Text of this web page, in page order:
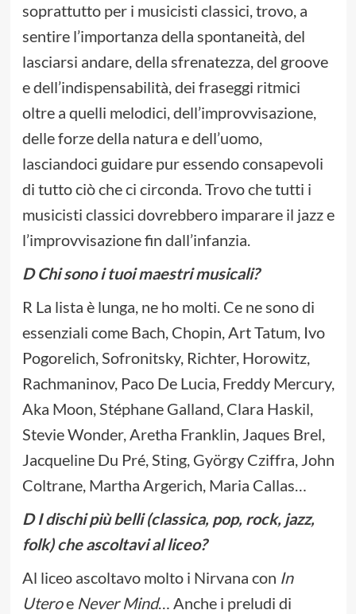
soprattutto per i musicisti classici, trovo, a
sentire l’importanza della spontaneità, del
lasciarsi andare, della sfrenatezza, del groove
e dell’indispensabilità, dei fraseggi ritmici
oltre a quelli melodici, dell’improvvisazione,
delle forze della natura e dell’uomo,
lasciandoci guidare pur essendo consapevoli
di tutto ciò che ci circonda. Trovo che tutti i
musicisti classici dovrebbero imparare il jazz e
l’improvvisazione fin dall’infanzia.
D Chi sono i tuoi maestri musicali?
R La lista è lunga, ne ho molti. Ce ne sono di
essenziali come Bach, Chopin, Art Tatum, Ivo
Pogorelich, Sofronitsky, Richter, Horowitz,
Rachmaninov, Paco De Lucia, Freddy Mercury,
Aka Moon, Stéphane Galland, Clara Haskil,
Stevie Wonder, Aretha Franklin, Jaques Brel,
Jacqueline Du Pré, Sting, György Cziffra, John
Coltrane, Martha Argerich, Maria Callas…
D I dischi più belli (classica, pop, rock, jazz,
folk) che ascoltavi al liceo?
Al liceo ascoltavo molto i Nirvana con In
Uteroe Never Mind… Anche i preludi di